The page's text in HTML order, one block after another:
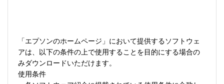
「エプソンのホームページ」において提供するソフトウェ
アは、以下の条件の上で使用することを目的にする場合の
みダウンロードいただけます。
使用条件